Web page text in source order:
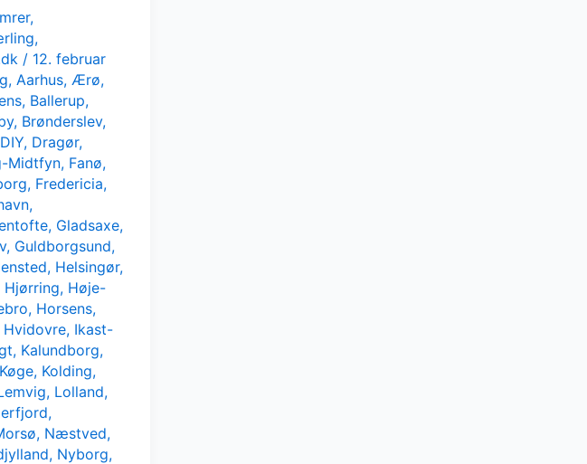
,
,
/ 12. februar
, Aarhus, Ærø,
, Ballerup,
, Brønderslev,
DIY, Dragør,
Midtfyn, Fanø,
, Fredericia,
,
, Gladsaxe,
, Guldborgsund,
, Helsingør,
Hjørring, Høje-
, Horsens,
Hvidovre, Ikast-
, Kalundborg,
Køge, Kolding,
, Lolland,
,
, Næstved,
, Nyborg,